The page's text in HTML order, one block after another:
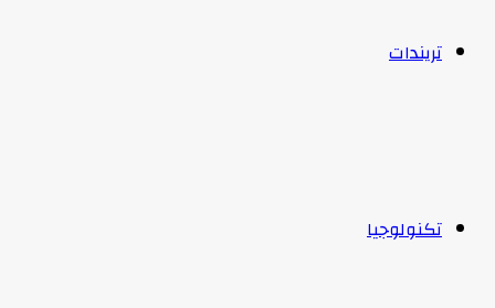
تريندات
تكنولوجيا